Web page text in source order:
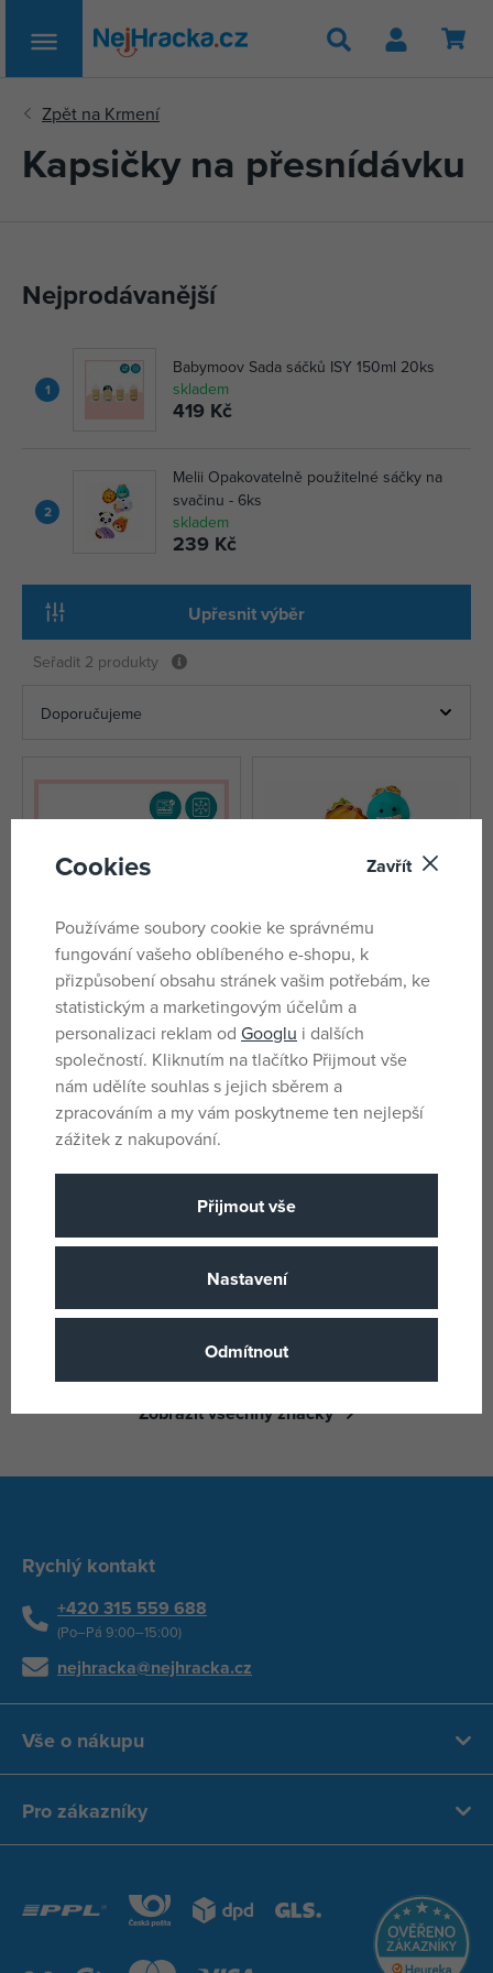
Hledat
Kapsičky na přesnídávku
Nejprodávanější
1
Babymoov Sada sáčků ISY 150ml 20ks
skladem
419 Kč
2
Melii Opakovatelně použitelné sáčky na
svačinu - 6ks
skladem
239 Kč
Upřesnit výběr
Seřadit 2 produkty
Babymoov Sada sáčků ISY
150ml 20ks
skladem
419 Kč
Melii Opakovatelně použitelné
sáčky na svačinu - 6ks
skladem
239 Kč
Značky
Zobrazit všechny značky
Rychlý kontakt
+420 315 559 688
(Po–Pá 9:00–15:00)
nejhracka@nejhracka.cz
Vše o nákupu
Pro zákazníky
Cookies Zavřít
Používáme soubory cookie ke správnému
fungování vašeho oblíbeného e-shopu, k
přizpůsobení obsahu stránek vašim potřebám, ke
statistickým a marketingovým účelům a
personalizaci reklam od Googlu i dalších
společností. Kliknutím na tlačítko Přijmout vše
nám udělíte souhlas s jejich sběrem a
zpracováním a my vám poskytneme ten nejlepší
zážitek z nakupování.
Přijmout vše
Nastavení
Odmítnout